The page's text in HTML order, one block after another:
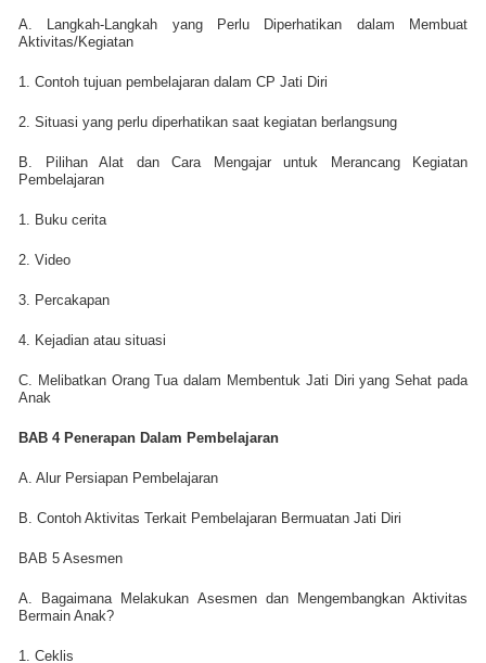
A. Langkah-Langkah yang Perlu Diperhatikan dalam Membuat
Aktivitas/Kegiatan
1. Contoh tujuan pembelajaran dalam CP Jati Diri
2. Situasi yang perlu diperhatikan saat kegiatan berlangsung
B. Pilihan Alat dan Cara Mengajar untuk Merancang Kegiatan
Pembelajaran
1. Buku cerita
2. Video
3. Percakapan
4. Kejadian atau situasi
C. Melibatkan Orang Tua dalam Membentuk Jati Diri yang Sehat pada
Anak
BAB 4 Penerapan Dalam Pembelajaran
A. Alur Persiapan Pembelajaran
B. Contoh Aktivitas Terkait Pembelajaran Bermuatan Jati Diri
BAB 5 Asesmen
A. Bagaimana Melakukan Asesmen dan Mengembangkan Aktivitas
Bermain Anak?
1. Ceklis